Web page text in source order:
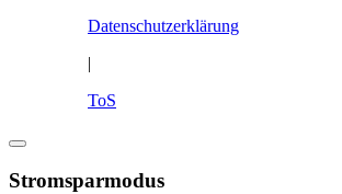
Datenschutzerklärung
|
ToS
Stromsparmodus